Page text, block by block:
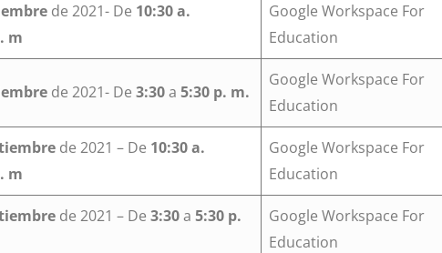
de 2021- De 10:30 a.
m
Google Workspace For
Education
de 2021- De 3:30a 5:30 p. m.
Google Workspace For
Education
de 2021 – De 10:30 a.
m
Google Workspace For
Education
de 2021 – De 3:30a 5:30 p.
Google Workspace For
Education